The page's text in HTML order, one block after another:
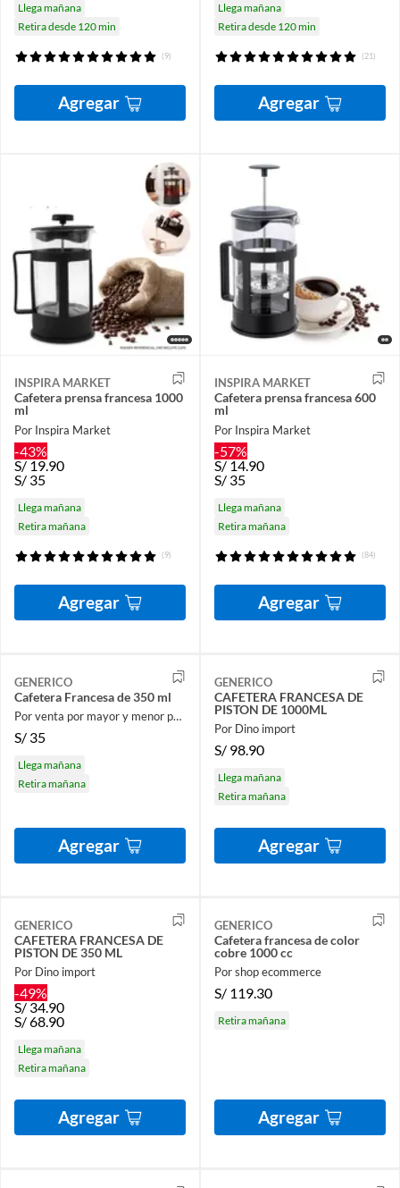
Llega mañana
Retira desde 120 min
(9)
Agregar
Llega mañana
Retira desde 120 min
(21)
Agregar
INSPIRA MARKET
Cafetera prensa francesa 1000
ml
Por Inspira Market
-43%
S/19.90
S/ 35
Llega mañana
Retira mañana
(9)
Agregar
INSPIRA MARKET
Cafetera prensa francesa 600
ml
Por Inspira Market
-57%
S/14.90
S/ 35
Llega mañana
Retira mañana
(84)
Agregar
GENERICO
Cafetera Francesa de 350 ml
Por venta por mayor y menor para el hogar
S/ 35
Llega mañana
Retira mañana
Agregar
GENERICO
CAFETERA FRANCESA DE
PISTON DE 1000ML
Por Dino import
S/ 98.90
Llega mañana
Retira mañana
Agregar
GENERICO
CAFETERA FRANCESA DE
PISTON DE 350 ML
Por Dino import
-49%
S/34.90
S/68.90
Llega mañana
Retira mañana
Agregar
GENERICO
Cafetera francesa de color
cobre 1000 cc
Por shop ecommerce
S/ 119.30
Retira mañana
Agregar